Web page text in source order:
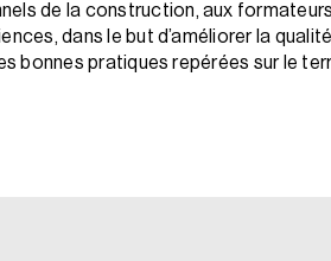
de la construction, aux
dans le but d’améliorer la
bonnes pratiques repérées sur le